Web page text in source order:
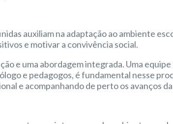
auxiliam na adaptação ao ambiente
e motivar a convivência social.
e uma abordagem integrada. Uma
e pedagogos, é fundamental nesse
e acompanhando de perto os avanços